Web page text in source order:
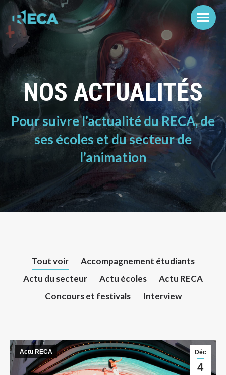
NOS ACTUALITÉS
Pour suivre l’actualité du RECA, de
ses écoles et du secteur de
l’animation
Tout voir
Accompagnement étudiants
Actu du secteur
Actu écoles
Actu RECA
Concours et festivals
Interview
Déc
4
Actu RECA